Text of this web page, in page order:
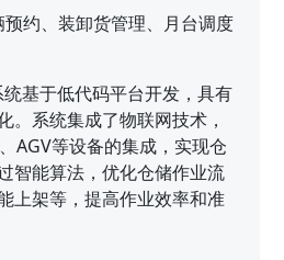
约、装卸货管理、月台调度
基于低代码平台开发，具有
。系统集成了物联网技术，
AGV等设备的集成，实现仓
智能算法，优化仓储作业流
上架等，提高作业效率和准